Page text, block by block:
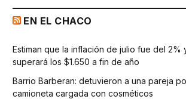
EN EL CHACO
Estiman que la inflación de julio fue del 2%
superará los $1.650 a fin de año
Barrio Barberan: detuvieron a una pareja
camioneta cargada con cosméticos